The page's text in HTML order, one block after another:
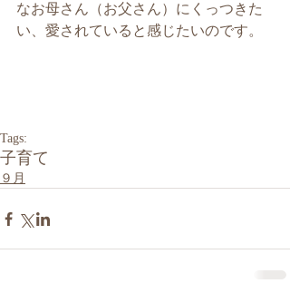
なお母さん（お父さん）にくっつきた
い、愛されていると感じたいのです。
Tags:
子育て
９月